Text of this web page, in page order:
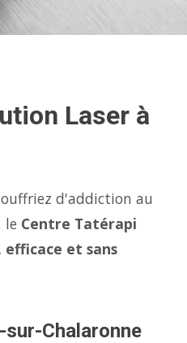
Laser à
d'addiction au
le Centre Tatérapi
et sans
Chalaronne